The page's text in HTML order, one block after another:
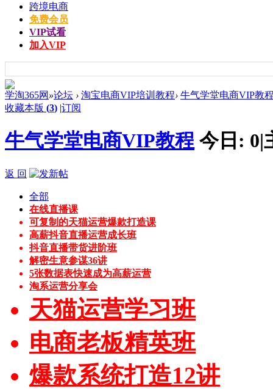
跨境电商
免费会员
VIP试看
加入VIP
学淘365网 »论坛 › 淘宝电商VIP培训教程› 牛气学堂电商VIP教
收藏本版 (3) |订阅
牛气学堂电商VIP教程 今日: 0|
返 回
全部
在线直播课
可复制的天猫运营爆款打造课
高薪抖音直播运营成长班
抖音直播带货进阶班
解密生意参谋36讲
5张数据表快速成为高薪运营
淘系运营分享会
天猫运营学习班
电商老板精英班
爆款系统打造12讲